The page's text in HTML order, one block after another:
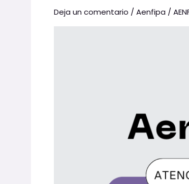
Deja un comentario / Aenfipa /
Tí